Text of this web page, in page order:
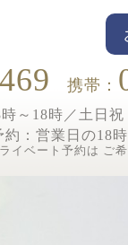
携帯：
～18時／土日祝
： 営業日の18
イベート予約は ご